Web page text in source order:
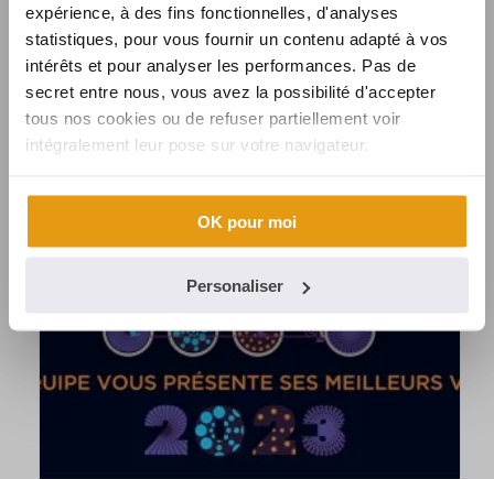
expérience, à des fins fonctionnelles, d'analyses
statistiques, pour vous fournir un contenu adapté à vos
intérêts et pour analyser les performances. Pas de
secret entre nous, vous avez la possibilité d'accepter
tous nos cookies ou de refuser partiellement voir
intégralement leur pose sur votre navigateur.
OK pour moi
Personaliser